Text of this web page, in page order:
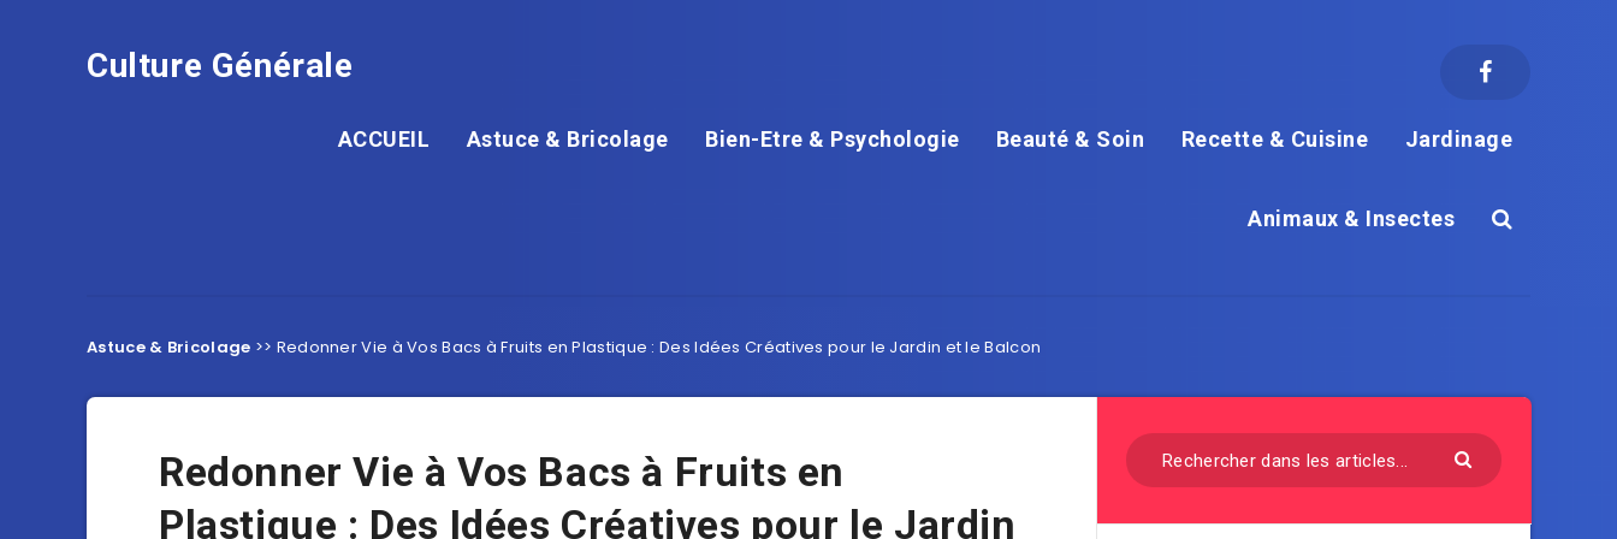
Culture Générale
ACCUEIL Astuce & Bricolage Bien-Etre & Psychologie Beauté & Soin Recette & Cuisine Jardinage
Animaux & Insectes
Astuce & Bricolage >> Redonner Vie à Vos Bacs à Fruits en Plastique : Des Idées Créatives pour le Jardin et le Balcon
Redonner Vie à Vos Bacs à Fruits en
Plastique : Des Idées Créatives pour le Jardin